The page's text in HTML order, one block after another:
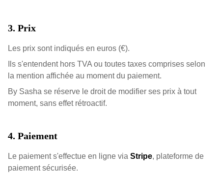
3. Prix
Les prix sont indiqués en euros (€).
Ils s'entendent hors TVA ou toutes taxes comprises selon
la mention affichée au moment du paiement.
By Sasha se réserve le droit de modifier ses prix à tout
moment, sans effet rétroactif.
4. Paiement
Le paiement s'effectue en ligne via Stripe, plateforme de
paiement sécurisée.